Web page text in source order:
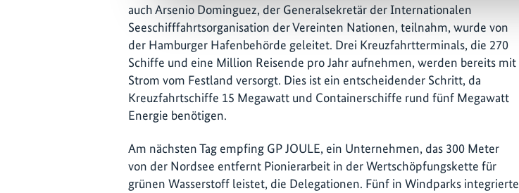
auch Arsenio Dominguez, der Generalsekretär der Internationalen
Seeschifffahrtsorganisation der Vereinten Nationen, teilnahm, wurde von
der Hamburger Hafenbehörde geleitet. Drei Kreuzfahrtterminals, die 270
Schiffe und eine Million Reisende pro Jahr aufnehmen, werden bereits mit
Strom vom Festland versorgt. Dies ist ein entscheidender Schritt, da
Kreuzfahrtschiffe 15 Megawatt und Containerschiffe rund fünf Megawatt
Energie benötigen.
Am nächsten Tag empfing GP JOULE, ein Unternehmen, das 300 Meter
von der Nordsee entfernt Pionierarbeit in der Wertschöpfungskette für
grünen Wasserstoff leistet, die Delegationen. Fünf in Windparks integrierte